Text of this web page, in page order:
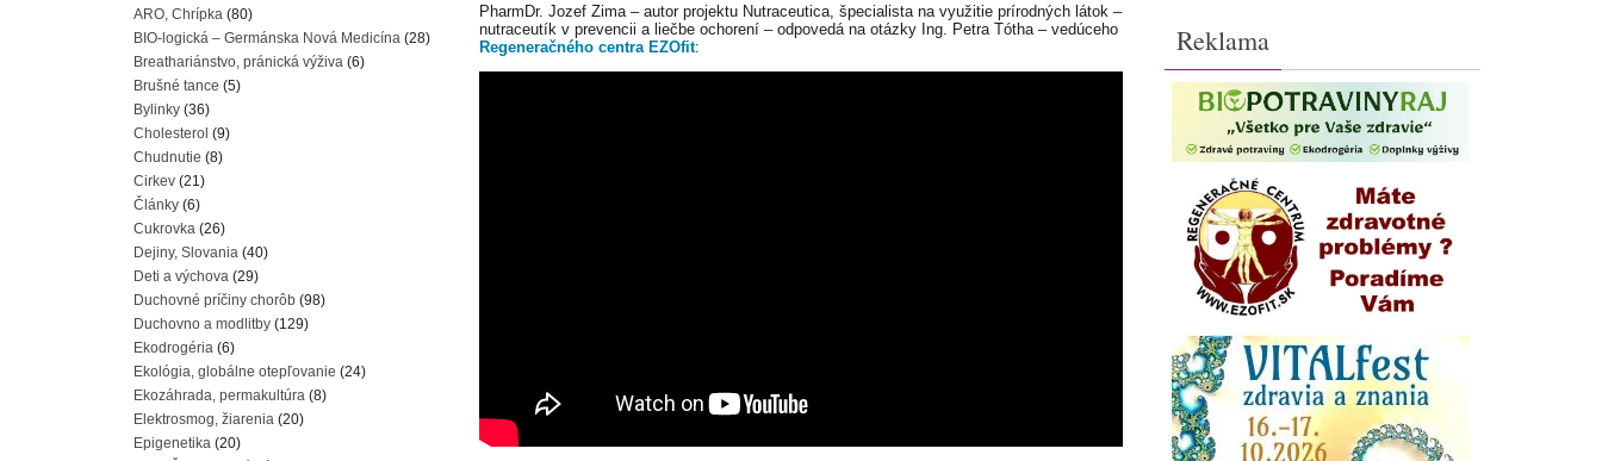
PharmDr. Jozef Zima – autor projektu Nutraceutica, špecialista na využitie prírodných látok –
nutraceutík v prevencii a liečbe ochorení – odpovedá na otázky Ing. Petra Tótha – vedúceho
Regeneračného centra EZOfit:
ARO, Chrípka (80)
BIO-logická – Germánska Nová Medicína (28)
Breathariánstvo, pránická výživa (6)
Brušné tance (5)
Bylinky (36)
Cholesterol (9)
Chudnutie (8)
Cirkev (21)
Články (6)
Cukrovka (26)
Dejiny, Slovania (40)
Deti a výchova (29)
Duchovné príčiny chorôb (98)
Duchovno a modlitby (129)
Ekodrogéria (6)
Ekológia, globálne otepľovanie (24)
Ekozáhrada, permakultúra (8)
Elektrosmog, žiarenia (20)
Epigenetika (20)
Reklama